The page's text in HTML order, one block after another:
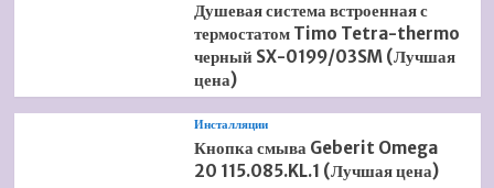
Душевая система встроенная с
термостатом Timo Tetra-thermo
черный SX-0199/03SM (Лучшая
цена)
Инсталляции
Кнопка смыва Geberit Omega
20 115.085.KL.1 (Лучшая цена)